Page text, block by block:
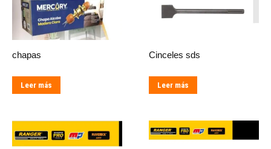
chapas
Leer más
Cinceles sds
Leer más